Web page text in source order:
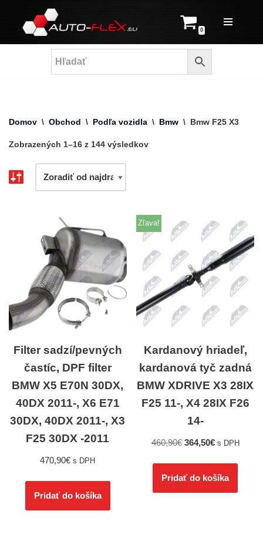
Prejsť
na
0
Domov \ Obchod \ Podľa vozidla \ Bmw \ Bmw F25 X3
Zobrazených 1–16 z 144 výsledkov
Filter sadzí/pevných
častíc, DPF filter
BMW X5 E70N 30DX,
40DX 2011-, X6 E71
30DX, 40DX 2011-, X3
F25 30DX -2011
470,90€ s DPH
Pridať do košíka
Zľava!
Kardanový hriadeľ,
kardanová tyč zadná
BMW XDRIVE X3 28IX
F25 11-, X4 28IX F26
14-
460,90€ 364,50€ s DPH
Pridať do košíka